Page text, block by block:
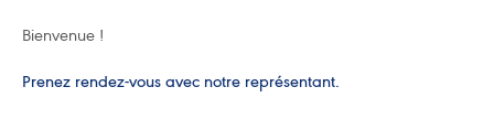
Bienvenue !
Prenez rendez-vous avec notre représentant.